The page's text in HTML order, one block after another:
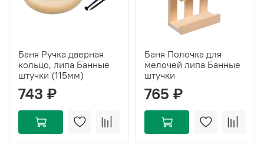
Баня Ручка дверная
кольцо, липа Банные
штучки (115мм)
743 ₽
Баня Полочка для
мелочей липа Банные
штучки
765 ₽